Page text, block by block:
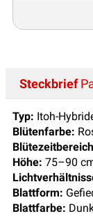
Steckbrief
Typ: Itoh-
Blütenfarbe:
Höhe: 75–90
Blattform:
Blattfarbe: